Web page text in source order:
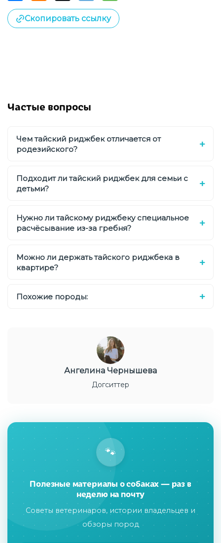
Скопировать ссылку
Частые вопросы
Чем тайский риджбек отличается от
родезийского?
Подходит ли тайский риджбек для семьи с
детьми?
Нужно ли тайскому риджбеку специальное
расчёсывание из-за гребня?
Можно ли держать тайского риджбека в
квартире?
Похожие породы:
Ангелина Чернышева
Догситтер
🐾
Полезные материалы о собаках — раз в
неделю на почту
Советы ветеринаров, истории владельцев и
обзоры пород